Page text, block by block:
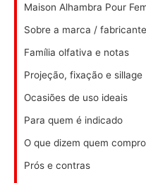
Maison Alhambra Pour
Sobre a marca / fabricante
Família olfativa e notas
Projeção, fixação e sillage
Ocasiões de uso ideais
Para quem é indicado
O que dizem quem
Prós e contras